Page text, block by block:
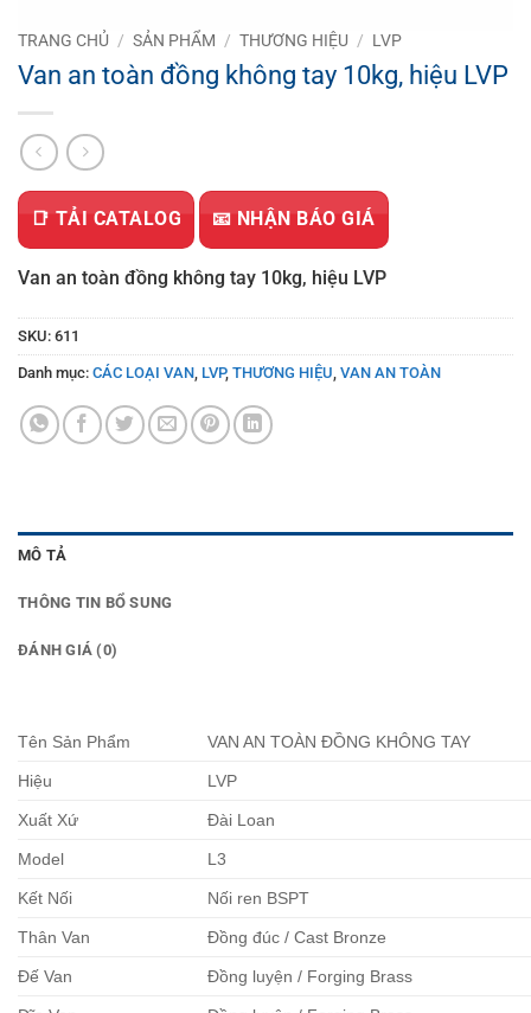
TRANG CHỦ / SẢN PHẨM / THƯƠNG HIỆU / LVP
Van an toàn đồng không tay 10kg, hiệu LVP
📑 TẢI CATALOG 📧 NHẬN BÁO GIÁ
Van an toàn đồng không tay 10kg, hiệu LVP
SKU: 611
Danh mục: CÁC LOẠI VAN LVP, THƯƠNG HIỆU VAN AN TOÀN
MÔ TẢ
THÔNG TIN BỔ SUNG
ĐÁNH GIÁ (0)
Tên Sản Phẩm VAN AN TOÀN ĐỒNG KHÔNG TAY
Hiệu LVP
Xuất Xứ Đài Loan
Model L3
Kết Nối Nối ren BSPT
Thân Van Đồng đúc / Cast Bronze
Đế Van Đồng luyện / Forging Brass